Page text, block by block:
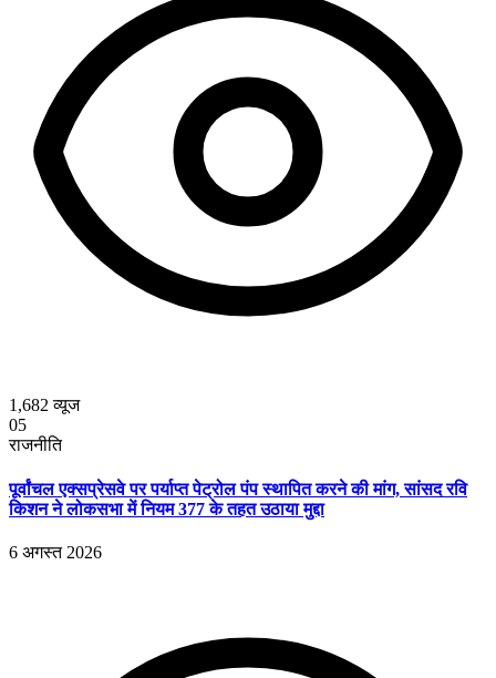
1,682 व्यूज
05
राजनीति
पूर्वांचल एक्सप्रेसवे पर पर्याप्त पेट्रोल पंप स्थापित करने की मांग, सांसद रवि
किशन ने लोकसभा में नियम 377 के तहत उठाया मुद्दा
6 अगस्त 2026